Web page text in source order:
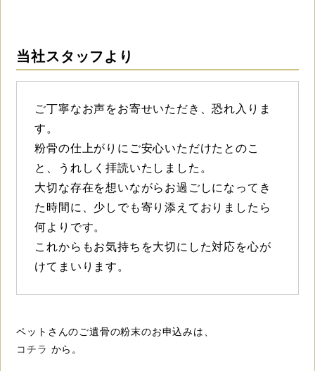
当社スタッフより
ご丁寧なお声をお寄せいただき、恐れ入りま
す。
粉骨の仕上がりにご安心いただけたとのこ
と、うれしく拝読いたしました。
大切な存在を想いながらお過ごしになってき
た時間に、少しでも寄り添えておりましたら
何よりです。
これからもお気持ちを大切にした対応を心が
けてまいります。
ペットさんのご遺骨の粉末のお申込みは、
コチラ から。